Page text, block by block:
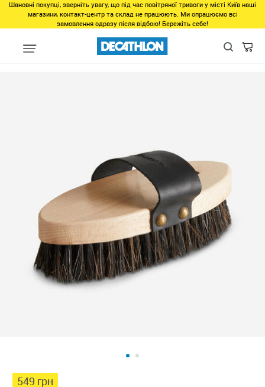
Шановні покупці, зверніть увагу, що під час повітряної тривоги у місті Київ наші
магазини, контакт-центр та склад не працюють. Ми опрацюємо всі
замовлення одразу після відбою! Бережіть себе!
unlinked Щетка для чистки лошади мягкая SENTIER
549 грн